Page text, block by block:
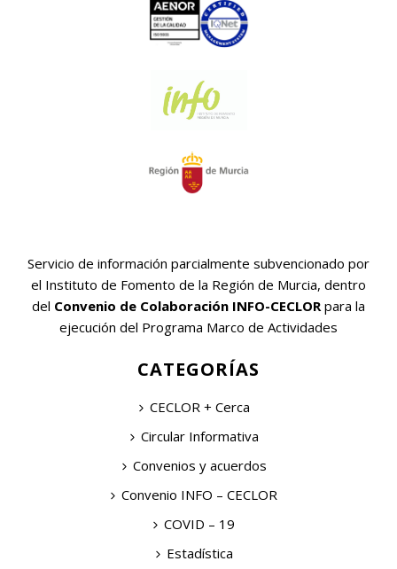
Servicio de información parcialmente subvencionado por
el Instituto de Fomento de la Región de Murcia, dentro
del Convenio de Colaboración INFO-CECLOR para la
ejecución del Programa Marco de Actividades
CATEGORÍAS
CECLOR + Cerca
Circular Informativa
Convenios y acuerdos
Convenio INFO – CECLOR
COVID – 19
Estadística